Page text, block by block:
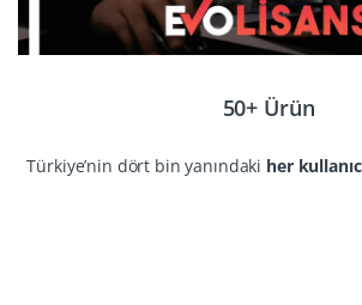
50+ Ürün
Türkiye’nin dört bin yanındaki her